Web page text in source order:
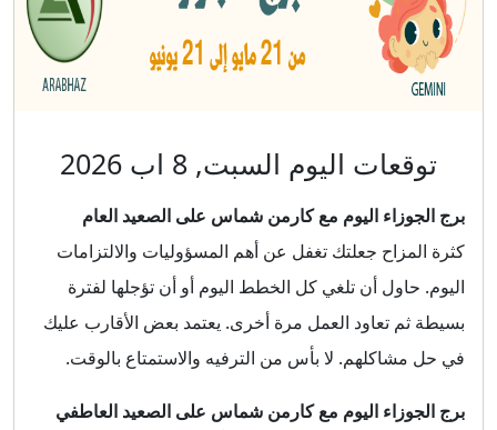
توقعات اليوم السبت, 8 اب 2026
برج الجوزاء اليوم مع كارمن شماس على الصعيد العام
كثرة المزاح جعلتك تغفل عن أهم المسؤوليات والالتزامات
اليوم. حاول أن تلغي كل الخطط اليوم أو أن تؤجلها لفترة
بسيطة ثم تعاود العمل مرة أخرى. يعتمد بعض الأقارب عليك
في حل مشاكلهم. لا بأس من الترفيه والاستمتاع بالوقت.
برج الجوزاء اليوم مع كارمن شماس على الصعيد العاطفي